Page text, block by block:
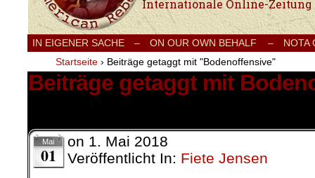
Internationale Onlinezeitung für Frieden,
IN EIGENER SACHE – ON OUR OWN BEHALF –
NOTA
Startseite › Beiträge getaggt mit "Bodenoffensive"
Beiträge getaggt mit
Mai
01
on 1. Mai 2018
Veröffentlicht In: Fiete Jensen